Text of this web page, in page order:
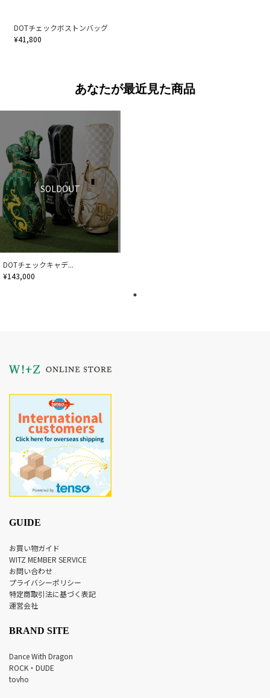
DOTチェックボストンバッグ
¥41,800
あなたが最近見た商品
SOLDOUT
DOTチェックキャデ...
¥143,000
GUIDE
お買い物ガイド
WITZ MEMBER SERVICE
お問い合わせ
プライバシーポリシー
特定商取引法に基づく表記
運営会社
BRAND SITE
Dance With Dragon
ROCK・DUDE
tovho